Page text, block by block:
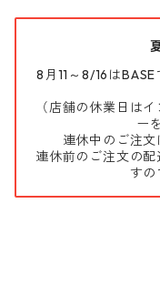
8月11～8/16は
（店舗の休業日は
ー
連休中のご注文
連休前のご注文の
すの